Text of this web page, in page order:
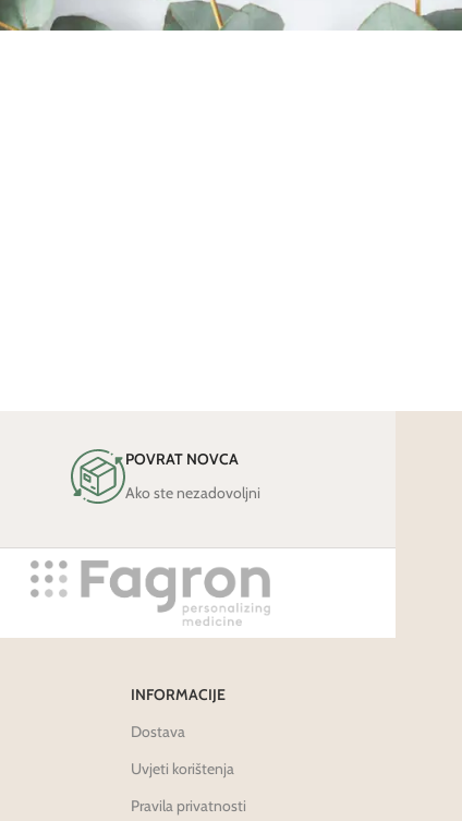
POVRAT NOVCA
Ako ste nezadovoljni
INFORMACIJE
Dostava
Uvjeti korištenja
Pravila privatnosti